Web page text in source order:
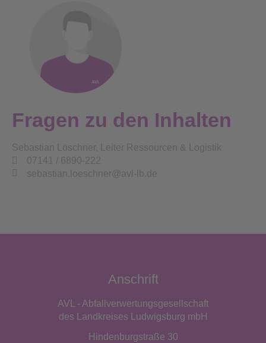
Fragen zu den Inhalten
Sebastian Löschner, Leiter Ressourcen & Logistik
07141 / 6890-222
sebastian.loeschner@avl-lb.de
Anschrift
AVL - Abfallverwertungsgesellschaft
des Landkreises Ludwigsburg mbH
Hindenburgstraße 30